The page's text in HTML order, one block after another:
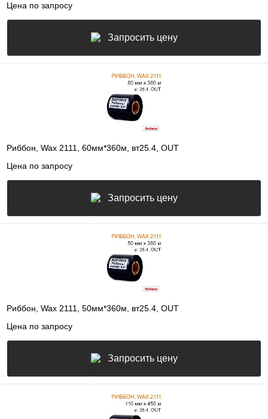
Цена по запросу
Запросить цену
Риббон, Wax 2111, 60мм*360м, вт25.4, OUT
Цена по запросу
Запросить цену
Риббон, Wax 2111, 50мм*360м, вт25.4, OUT
Цена по запросу
Запросить цену